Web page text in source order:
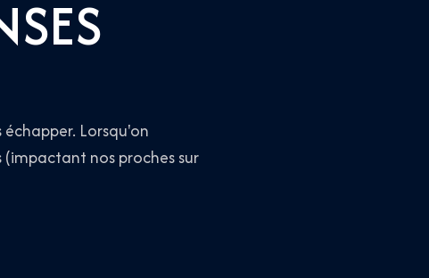
Lorsqu'on
nos proches sur